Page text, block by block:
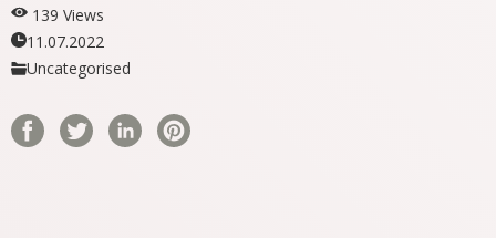
139 Views
11.07.2022
Uncategorised